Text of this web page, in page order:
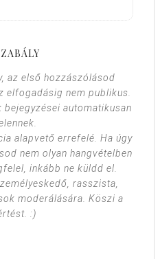
az első hozzászólásod
elfogadásig nem publikus.
automatikusan
alapvető errefelé. Ha úgy
nem olyan hangvételben
inkább ne küldd el.
rasszista,
moderálására. Köszi a
:)